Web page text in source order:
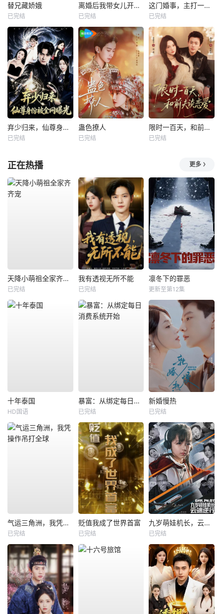
替兄藏娇娥
已完结
离婚后我带女儿开启新人生
已完结
这门婚事，主打一个反向饲养
已完结
弃少归来，仙尊身份被全网曝光
已完结
蛊色撩人
已完结
限时一百天，和前夫谈恋爱
已完结
正在热播 更多
天降小萌祖全家齐齐宠
已完结
我有透视无所不能
已完结
凛冬下的罪恶
更新至第12集
十年泰国
HD国语
暴富：从绑定每日消费系统开始
已完结
新婚慢热
已完结
气运三角洲，我凭操作吊打全球
已完结
贬值我成了世界首富
已完结
九岁萌娃机长，云端逆行
已完结